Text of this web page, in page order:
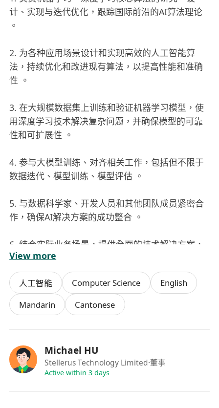
计、实现与迭代优化，跟踪国际前沿的AI算法理论
。
2. 为各种应用场景设计和实现高效的人工智能算
法，持续优化和改进现有算法，以提高性能和准确
性 。
3. 在大规模数据集上训练和验证机器学习模型，使
用深度学习技术解决复杂问题，并确保模型的可靠
性和可扩展性 。
4. 参与大模型训练、对齐相关工作，包括但不限于
数据迭代、模型训练、模型评估 。
5. 与数据科学家、开发人员和其他团队成员紧密合
作，确保AI解决方案的成功整合 。
6. 结合实际业务场景，提供全面的技术解决方案，
参与提示工程、推理优化、数据飞轮建设 。
任职要求
必备条件
的本科及以上学历 。
View more
人工智能 Computer Science
English
Mandarin
Cantonese
Michael HU
Stellerus Technology Limited·董事
Active within 3 days